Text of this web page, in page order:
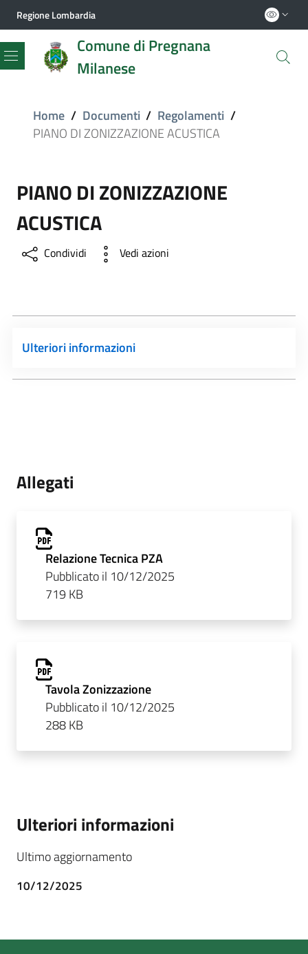
Regione Lombardia
Comune di Pregnana
Milanese
Menu
Home / Documenti / Regolamenti /
PIANO DI ZONIZZAZIONE ACUSTICA
PIANO DI ZONIZZAZIONE
ACUSTICA
Condividi Vedi azioni
Ulteriori informazioni
Allegati
Relazione Tecnica PZA
Pubblicato il 10/12/2025
719 KB
Tavola Zonizzazione
Pubblicato il 10/12/2025
288 KB
Ulteriori informazioni
Ultimo aggiornamento
10/12/2025